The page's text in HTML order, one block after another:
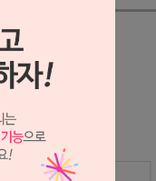
수 있습니다.